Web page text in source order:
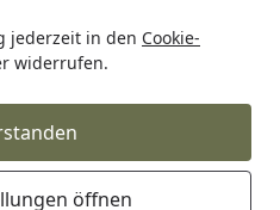
jederzeit in den Cookie-
widerrufen.
öffnen
(4086928)
Black (4086928)